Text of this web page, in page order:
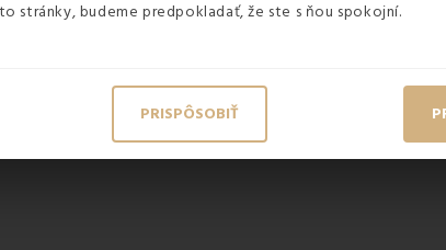
stránky, budeme predpokladať, že ste s ňou spokojní.
PRISPÔSOBIŤ